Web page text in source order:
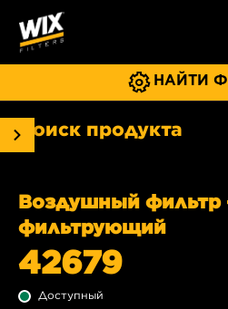
НАЙТИ
Поиск продукта
Воздушный фильтр
фильтрующий
42679
Доступный